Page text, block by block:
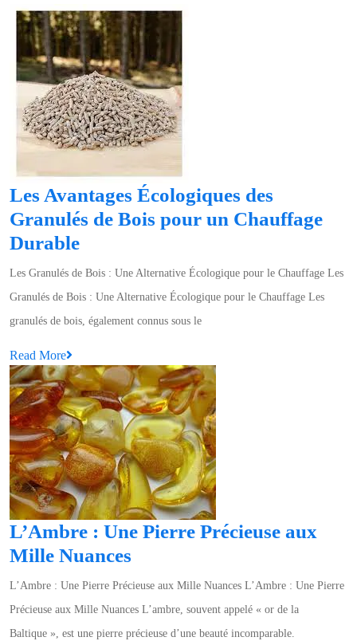
Les Avantages Écologiques des
Granulés de Bois pour un Chauffage
DurableLes
Avantages
Écologiques
des
de
Bois
pour
un
Chauffage
Durable
Les Granulés de Bois : Une Alternative Écologique pour le Chauffage Les
Granulés de Bois : Une Alternative Écologique pour le Chauffage Les
granulés de bois, également connus sous le
Read More
More
L’Ambre : Une Pierre Précieuse aux
Mille Nuances
:
Une
Pierre
L’Ambre : Une Pierre Précieuse aux Mille Nuances L’Ambre : Une Pierre
Précieuse aux Mille Nuances L’ambre, souvent appelé « or de la
Baltique », est une pierre précieuse d’une beauté incomparable.